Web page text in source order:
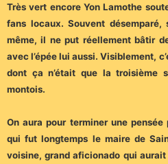
Très vert encore Yon Lamothe
fans locaux. Souvent
même, il ne put réellement bâtir
avec l’épée lui aussi. Visiblement,
dont ça n’était que la troisième
montois.
On aura pour terminer une
qui fut longtemps le maire de
voisine, grand aficionado qui